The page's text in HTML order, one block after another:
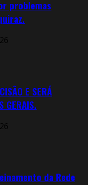
problemas
E SERÁ
GERAIS.
da Rede